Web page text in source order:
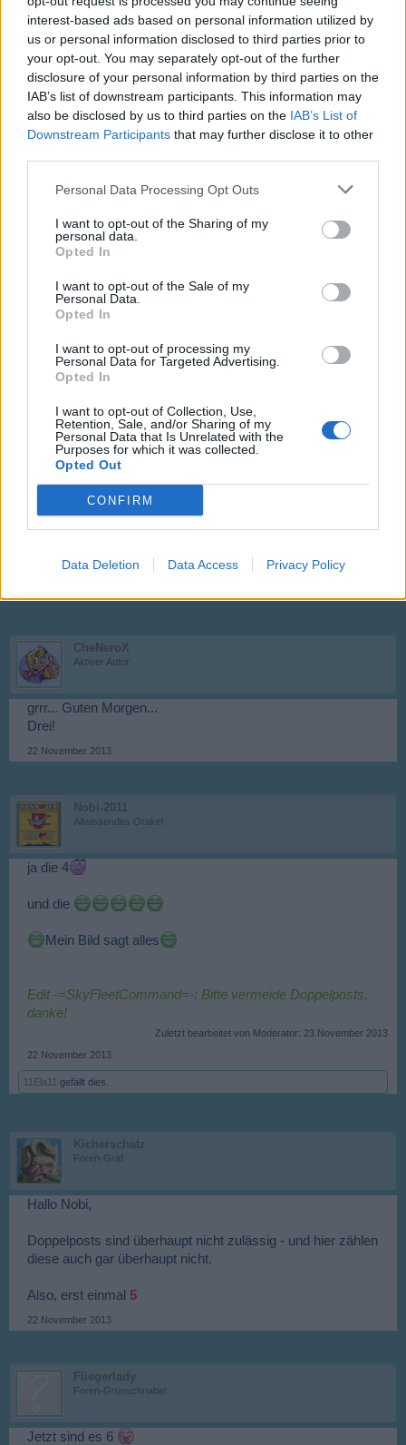
interest-based ads based on personal information utilized by
us or personal information disclosed to third parties prior to
your opt-out. You may separately opt-out of the further
disclosure of your personal information by third parties on the
IAB’s list of downstream participants. This information may
also be disclosed by us to third parties on the IAB’s List of
Downstream Participants that may further disclose it to other
Personal Data Processing Opt Outs
I want to opt-out of the Sharing of my
personal data.
Opted In
I want to opt-out of the Sale of my
Personal Data.
Opted In
I want to opt-out of processing my
Personal Data for Targeted Advertising.
Opted In
I want to opt-out of Collection, Use,
Retention, Sale, and/or Sharing of my
Personal Data that Is Unrelated with the
Purposes for which it was collected.
Opted Out
CONFIRM
Data Deletion Data Access Privacy Policy
22 November 2013
bln-sxf
Admiral des Forums
schmidtchen-schleicher, oder was?
na, egal:
förster!
22 November 2013
Nobi-2011
Allwissendes Orakel
2
22 November 2013
CheNeroX
Aktiver Autor
grrr... Guten Morgen...
Drei!
22 November 2013
Nobi-2011
Allwissendes Orakel
ja die 4
und die
Mein Bild sagt alles
Edit -=SkyFleetCommand=-: Bitte vermeide Doppelposts,
danke!
Zuletzt bearbeitet von Moderator: 23 November 2013
22 November 2013
11Ela11 gefällt dies.
Kicherschatz
Foren-Graf
Hallo Nobi,
Doppelposts sind überhaupt nicht zulässig - und hier zählen
diese auch gar überhaupt nicht.
Also, erst einmal 5
22 November 2013
Fliegerlady
Foren-Grünschnabel
Jetzt sind es 6